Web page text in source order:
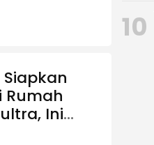
Rumah
Ini
10